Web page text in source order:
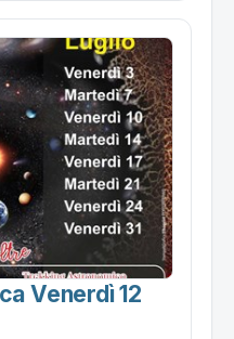
Venerdì 12